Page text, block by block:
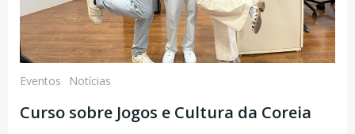
Eventos Notícias
Curso sobre Jogos e Cultura da Coreia